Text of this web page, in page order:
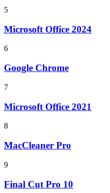
5
Microsoft Office 2024
6
Google Chrome
7
Microsoft Office 2021
8
MacCleaner Pro
9
Final Cut Pro 10